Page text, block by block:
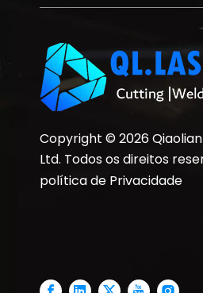
Copyright © 2026
Ltd. Todos os direitos
política de Privacidade